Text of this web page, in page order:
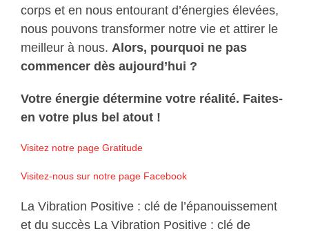
corps et en nous entourant d’énergies élevées,
nous pouvons transformer notre vie et attirer le
meilleur à nous. Alors, pourquoi ne pas
commencer dès aujourd’hui ?
Votre énergie détermine votre réalité. Faites-
en votre plus bel atout !
Visitez notre page Gratitude
Visitez-nous sur notre page Facebook
La Vibration Positive : clé de l’épanouissement
et du succès La Vibration Positive : clé de